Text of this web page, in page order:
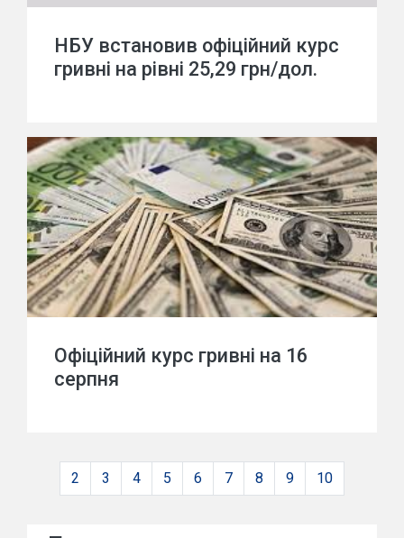
НБУ встановив офіційний курс
гривні на рівні 25,29 грн/дол.
Офіційний курс гривні на 16
серпня
2 3 4 5 6 7 8 9 10